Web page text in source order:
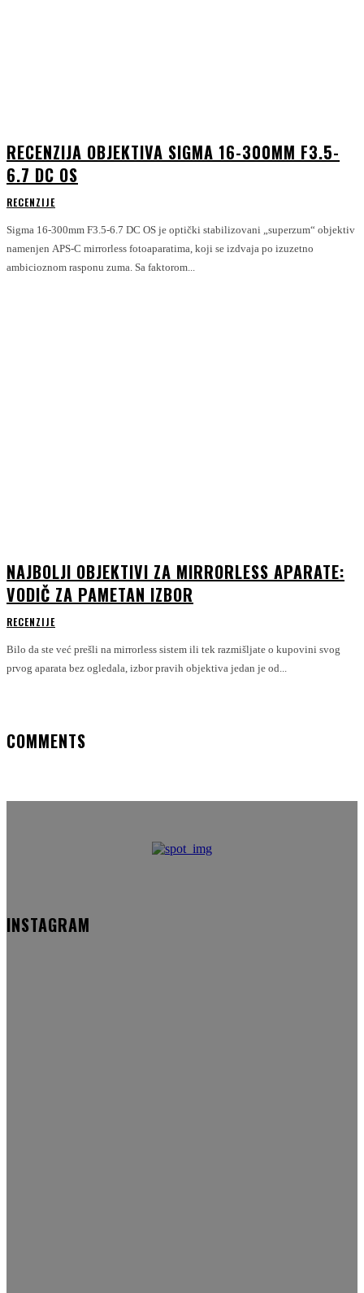
RECENZIJA OBJEKTIVA SIGMA 16-300MM F3.5-
6.7 DC OS
RECENZIJE
Sigma 16-300mm F3.5-6.7 DC OS je optički stabilizovani „superzum“ objektiv
namenjen APS-C mirrorless fotoaparatima, koji se izdvaja po izuzetno
ambicioznom rasponu zuma. Sa faktorom...
NAJBOLJI OBJEKTIVI ZA MIRRORLESS APARATE:
VODIČ ZA PAMETAN IZBOR
RECENZIJE
Bilo da ste već prešli na mirrorless sistem ili tek razmišljate o kupovini svog
prvog aparata bez ogledala, izbor pravih objektiva jedan je od...
COMMENTS
INSTAGRAM